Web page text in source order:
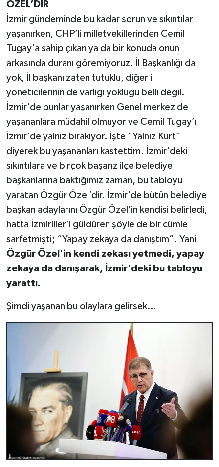
ÖZEL’DİR
İzmir gündeminde bu kadar sorun ve sıkıntılar
yaşanırken, CHP’li milletvekillerinden Cemil
Tugay'a sahip çıkan ya da bir konuda onun
arkasında duranı göremiyoruz. İl Başkanlığı da
yok, İl başkanı zaten tutuklu, diğer il
yöneticilerinin de varlığı yokluğu belli değil.
İzmir'de bunlar yaşanırken Genel merkez de
yaşananlara müdahil olmuyor ve Cemil Tugay’ı
İzmir'de yalnız bırakıyor. İşte “Yalnız Kurt”
diyerek bu yaşananları kastettim. İzmir'deki
sıkıntılara ve birçok başarız ilçe belediye
başkanlarına baktığımız zaman, bu tabloyu
yaratan Özgür Özel’dir. İzmir'de bütün belediye
başkan adaylarını Özgür Özel’in kendisi belirledi,
hatta İzmirliler'i güldüren şöyle de bir cümle
sarfetmişti; “Yapay zekaya da danıştım”. Yani
Özgür Özel'in kendi zekası yetmedi, yapay
zekaya da danışarak, İzmir'deki bu tabloyu
yarattı.
Şimdi yaşanan bu olaylara gelirsek…